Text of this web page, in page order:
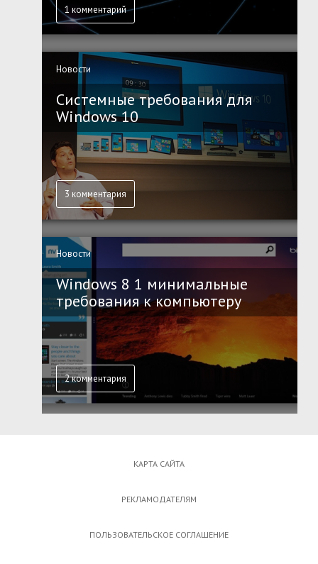
1 комментарий
Новости
Системные требования для
Windows 10
3 комментария
Новости
Windows 8 1 минимальные
требования к компьютеру
2 комментария
КАРТА САЙТА
РЕКЛАМОДАТЕЛЯМ
ПОЛЬЗОВАТЕЛЬСКОЕ СОГЛАШЕНИЕ